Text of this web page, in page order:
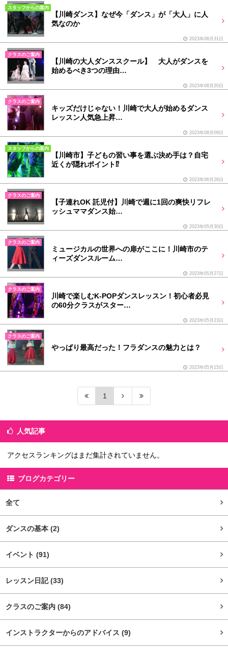
スタッフからの案内
【川崎ダンス】なぜ今「ダンス」が「大人」に人
気なのか
2023年08月31日
クラスのご案内
【川崎の大人ダンススクール】 大人がダンスを
始めるべき3つの理由…
2023年08月20日
クラスのご案内
キッズだけじゃない！川崎で大人が始めるダンス
レッスン人気急上昇…
2023年08月09日
スタッフからの案内
【川崎市】子どもの習い事を選ぶ決め手は？自宅
近くが隠れポイント⁉
2023年06月26日
クラスのご案内
【子連れOK 託児付】川崎で週に1回の爽快リフレ
ッシュママダンス始…
2023年05月30日
クラスのご案内
ミュージカルの世界への扉がここに！川崎市のテ
ィーズダンスルーム…
2023年05月27日
クラスのご案内
川崎で楽しむK-POPダンスレッスン！初心者必見
の60分クラスがスター…
2023年05月23日
クラスのご案内
やっぱり最高だった！フラダンスの魅力とは？
2023年05月15日
1
人気記事
アクセスランキングはまだ集計されていません。
ブログカテゴリー
全て
ダンスの基本 (2)
イベント (91)
レッスン日記(33)
クラスのご案内 (84)
インストラクターからのアドバイス (9)